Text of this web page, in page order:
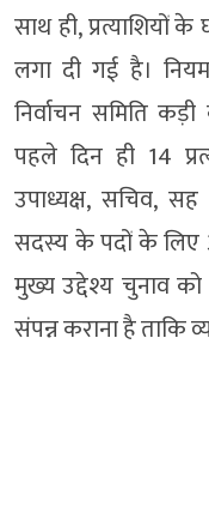
साथ ही, प्रत्याशियों
लगा दी गई है।
निर्वाचन समिति कड़ी
पहले दिन ही 14
उपाध्यक्ष, सचिव, सह
सदस्य के पदों के लिए
मुख्य उद्देश्य चुनाव
संपन्न कराना है ताकि